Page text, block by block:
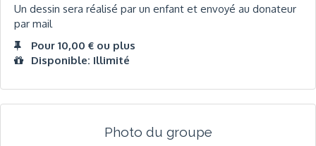
Un dessin sera réalisé par un enfant et envoyé au donateur
par mail
Pour 10,00 € ou plus
Disponible: Illimité
Photo du groupe